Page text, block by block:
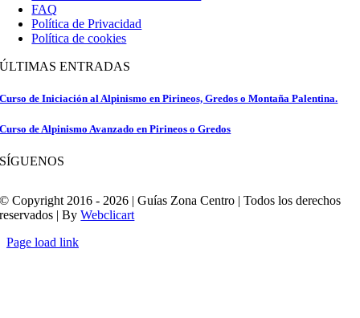
FAQ
Política de Privacidad
Política de cookies
ÚLTIMAS ENTRADAS
Curso de Iniciación al Alpinismo en Pirineos, Gredos o Montaña Palentina.
Curso de Alpinismo Avanzado en Pirineos o Gredos
SÍGUENOS
© Copyright 2016 - 2026 | Guías Zona Centro | Todos los derechos
reservados | ByWebclicart
Page load link